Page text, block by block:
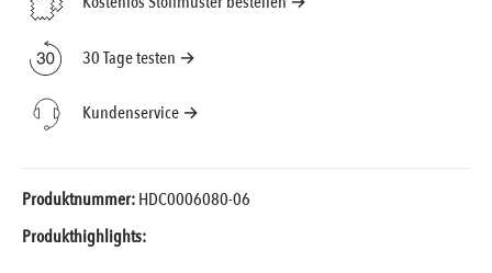
30 Tage testen →
Kundenservice →
Produktnummer:HDC0006080-06
Produkthighlights: